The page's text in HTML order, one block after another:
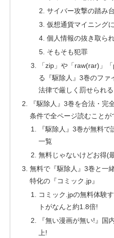
サイバー攻撃の踏み
仮想通貨マイニング
個人情報の抜き取ら
そもそも犯罪
「zip」や「raw(rar)」
る『駆除人』3巻のファ
法律で厳しく罰せられる
『駆除人』3巻を合法・完
条件で全ページ読むこと
『駆除人』3巻が無料
一覧
無料じゃないけどお得(
無料で『駆除人』3巻と一
特化の『コミック.jp』
コミック.jpの無料体験
トがなんと約1.8倍!
『無い漫画が無い!』国
上!